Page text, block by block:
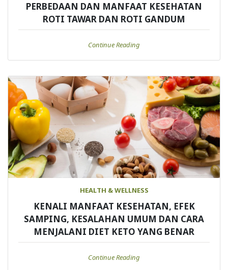
PERBEDAAN DAN MANFAAT KESEHATAN
ROTI TAWAR DAN ROTI GANDUM
Continue Reading
HEALTH & WELLNESS
KENALI MANFAAT KESEHATAN, EFEK
SAMPING, KESALAHAN UMUM DAN CARA
MENJALANI DIET KETO YANG BENAR
Continue Reading